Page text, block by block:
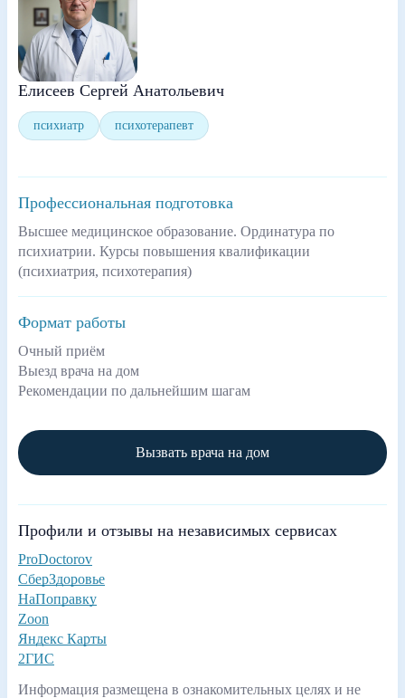
Елисеев Сергей Анатольевич
психиатр психотерапевт
Профессиональная подготовка
Высшее медицинское образование. Ординатура по
психиатрии. Курсы повышения квалификации
(психиатрия, психотерапия)
Формат работы
Очный приём
Выезд врача на дом
Рекомендации по дальнейшим шагам
Вызвать врача на дом
Профили и отзывы на независимых сервисах
ProDoctorov
СберЗдоровье
НаПоправку
Zoon
Яндекс Карты
2ГИС
Информация размещена в ознакомительных целях и не